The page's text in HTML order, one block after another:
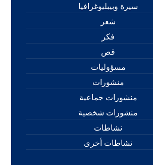
سيرة وبيبليوغرافيا
شعر
فكر
قص
مسؤوليات
منشورات
منشورات جماعية
منشورات شخصية
نشاطات
نشاطات أخرى